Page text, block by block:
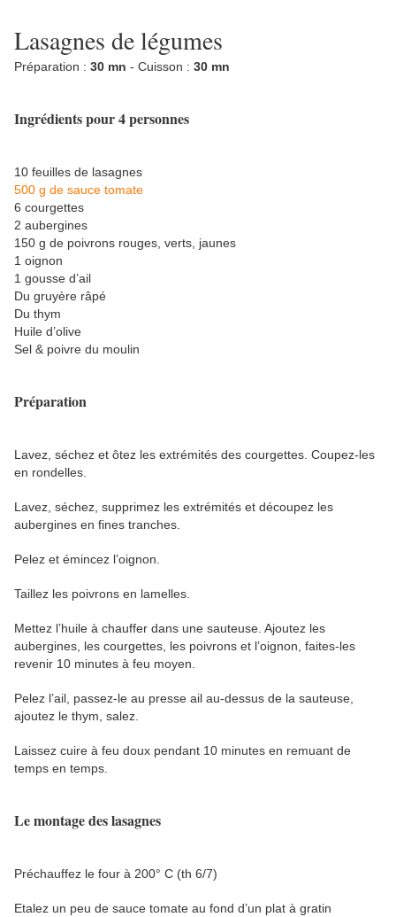
Lasagnes de légumes
Préparation : 30 mn - Cuisson : 30 mn
Ingrédients pour 4 personnes
10 feuilles de lasagnes
500 g de sauce tomate
6 courgettes
2 aubergines
150 g de poivrons rouges, verts, jaunes
1 oignon
1 gousse d’ail
Du gruyère râpé
Du thym
Huile d’olive
Sel & poivre du moulin
Préparation
Lavez, séchez et ôtez les extrémités des courgettes. Coupez-les
en rondelles.
Lavez, séchez, supprimez les extrémités et découpez les
aubergines en fines tranches.
Pelez et émincez l’oignon.
Taillez les poivrons en lamelles.
Mettez l’huile à chauffer dans une sauteuse. Ajoutez les
aubergines, les courgettes, les poivrons et l’oignon, faites-les
revenir 10 minutes à feu moyen.
Pelez l’ail, passez-le au presse ail au-dessus de la sauteuse,
ajoutez le thym, salez.
Laissez cuire à feu doux pendant 10 minutes en remuant de
temps en temps.
Le montage des lasagnes
Préchauffez le four à 200° C (th 6/7)
Etalez un peu de sauce tomate au fond d’un plat à gratin